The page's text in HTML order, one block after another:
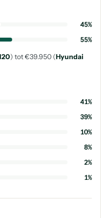
45%
55%
) tot €39.950 (Hyundai
41%
39%
10%
8%
2%
1%